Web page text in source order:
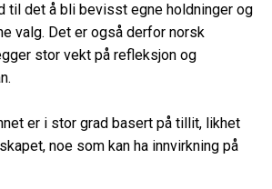
til det å bli bevisst egne holdninger og
valg. Det er også derfor norsk
stor vekt på refleksjon og
er i stor grad basert på tillit, likhet
noe som kan ha innvirkning på